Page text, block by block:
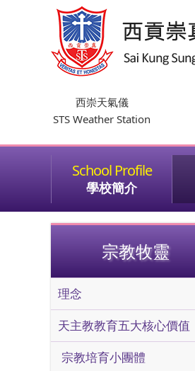
西崇天氣儀
STS Weather Station
學校簡介
宗教牧靈
理念
天主教教育五大核心價值
宗教培育小團體